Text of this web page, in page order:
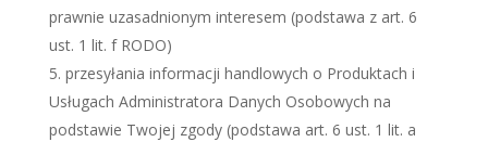
prawnie uzasadnionym interesem (podstawa z art. 6
ust. 1 lit. f RODO)
przesyłania informacji handlowych o Produktach i
Usługach Administratora Danych Osobowych na
podstawie Twojej zgody (podstawa art. 6 ust. 1 lit. a